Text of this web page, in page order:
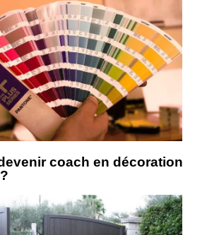
coach en décoration